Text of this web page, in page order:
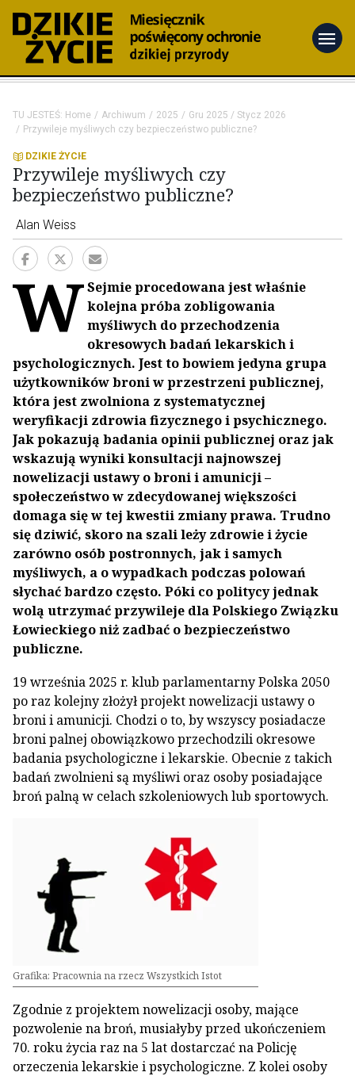
menu
TU JESTEŚ: Home Archiwum 2025
Gru 2025 / Stycz 2026
Przywileje myśliwych czy bezpieczeństwo publiczne?
DZIKIE ŻYCIE
Przywileje myśliwych czy
bezpieczeństwo publiczne?
Alan Weiss
WSejmie procedowana jest właśnie
kolejna próba zobligowania
myśliwych do przechodzenia
okresowych badań lekarskich i
psychologicznych. Jest to bowiem jedyna grupa
użytkowników broni w przestrzeni publicznej,
która jest zwolniona z systematycznej
weryfikacji zdrowia fizycznego i psychicznego.
Jak pokazują badania opinii publicznej oraz jak
wskazują wyniki konsultacji najnowszej
nowelizacji ustawy o broni i amunicji –
społeczeństwo w zdecydowanej większości
domaga się w tej kwestii zmiany prawa. Trudno
się dziwić, skoro na szali leży zdrowie i życie
zarówno osób postronnych, jak i samych
myśliwych, a o wypadkach podczas polowań
słychać bardzo często. Póki co politycy jednak
wolą utrzymać przywileje dla Polskiego Związku
Łowieckiego niż zadbać o bezpieczeństwo
publiczne.
19 września 2025 r. klub parlamentarny Polska 2050
po raz kolejny złożył projekt nowelizacji ustawy o
broni i amunicji. Chodzi o to, by wszyscy posiadacze
broni palnej obowiązkowo przechodzili okresowe
badania psychologiczne i lekarskie. Obecnie z takich
badań zwolnieni są myśliwi oraz osoby posiadające
broń palną w celach szkoleniowych lub sportowych.
Grafika: Pracownia na rzecz Wszystkich Istot
Zgodnie z projektem nowelizacji osoby, mające
pozwolenie na broń, musiałyby przed ukończeniem
70. roku życia raz na 5 lat dostarczać na Policję
orzeczenia lekarskie i psychologiczne. Z kolei osoby